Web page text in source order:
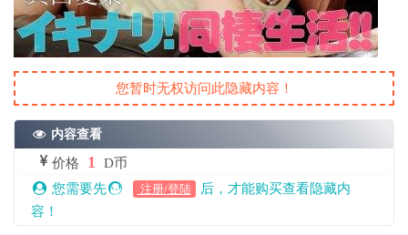
您暂时无权访问此隐藏内容！
内容查看
价格 1
D币
您需要先
注册/登陆
后，才能购买查看隐藏内
容！